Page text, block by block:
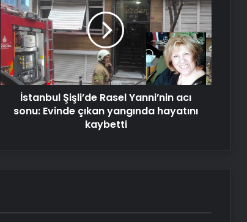
Linçlere yanıtını şarkısıyla veriyor
Buda’nın hazineleri satılmıyor
Rasel
Yanni’nin
sonu:
Evinde
çıkan
yangında
hayatını
kaybetti
İstanbul Şişli’de Rasel Yanni’nin acı
sonu: Evinde çıkan yangında hayatını
kaybetti